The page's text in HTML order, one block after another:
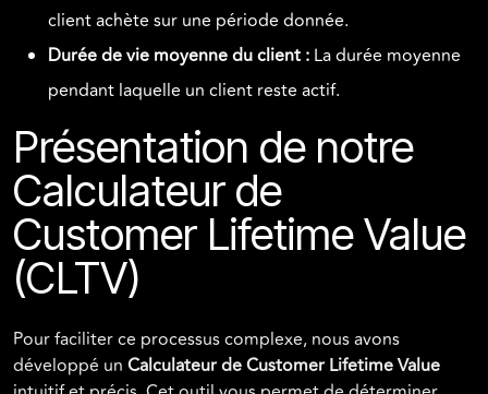
client achète sur une période donnée.
Durée de vie moyenne du client : La durée moyenne
pendant laquelle un client reste actif.
Présentation de notre
Calculateur de
Customer Lifetime Value
(CLTV)
Pour faciliter ce processus complexe, nous avons
développé un Calculateur de Customer Lifetime Value